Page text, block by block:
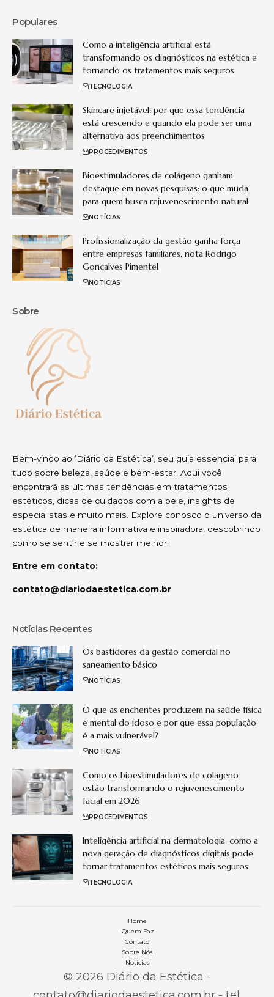
Populares
Como a inteligência artificial está
transformando os diagnósticos na estética e
tornando os tratamentos mais seguros
TECNOLOGIA
Skincare injetável: por que essa tendência
está crescendo e quando ela pode ser uma
alternativa aos preenchimentos
PROCEDIMENTOS
Bioestimuladores de colágeno ganham
destaque em novas pesquisas: o que muda
para quem busca rejuvenescimento natural
NOTÍCIAS
Profissionalização da gestão ganha força
entre empresas familiares, nota Rodrigo
Gonçalves Pimentel
NOTÍCIAS
Sobre
Bem-vindo ao ‘Diário da Estética’, seu guia essencial para
tudo sobre beleza, saúde e bem-estar. Aqui você
encontrará as últimas tendências em tratamentos
estéticos, dicas de cuidados com a pele, insights de
especialistas e muito mais. Explore conosco o universo da
estética de maneira informativa e inspiradora, descobrindo
como se sentir e se mostrar melhor.
Entre em contato:
contato@diariodaestetica.com.br
Notícias Recentes
Os bastidores da gestão comercial no
saneamento básico
NOTÍCIAS
O que as enchentes produzem na saúde física
e mental do idoso e por que essa população
é a mais vulnerável?
NOTÍCIAS
Como os bioestimuladores de colágeno
estão transformando o rejuvenescimento
facial em 2026
PROCEDIMENTOS
Inteligência artificial na dermatologia: como a
nova geração de diagnósticos digitais pode
tornar tratamentos estéticos mais seguros
TECNOLOGIA
© 2026 Diário da Estética -
Home
Quem Faz
Contato
Sobre Nós
Notícias